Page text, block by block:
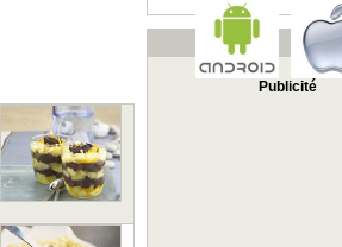
Publicité